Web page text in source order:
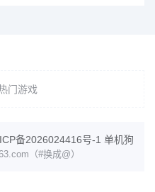
门游戏
备2026024416号-1 单机狗
（#换成@）